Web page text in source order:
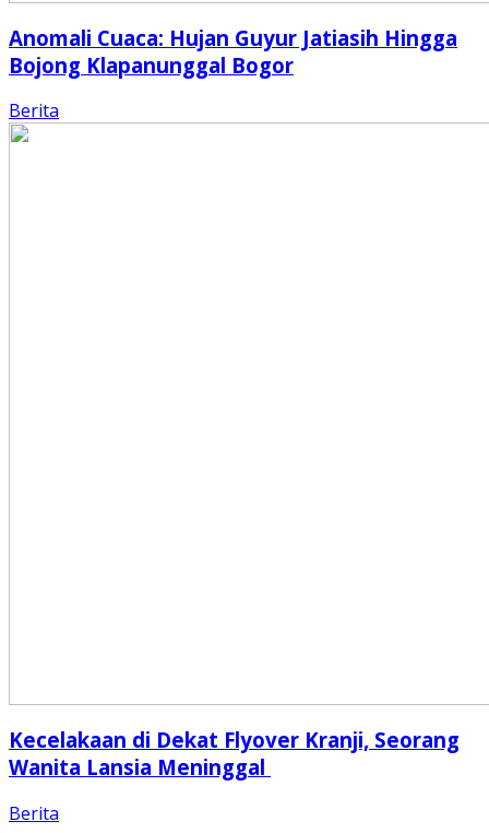
Anomali Cuaca: Hujan Guyur Jatiasih Hingga
Bojong Klapanunggal Bogor
Berita
Kecelakaan di Dekat Flyover Kranji, Seorang
Wanita Lansia Meninggal
Berita